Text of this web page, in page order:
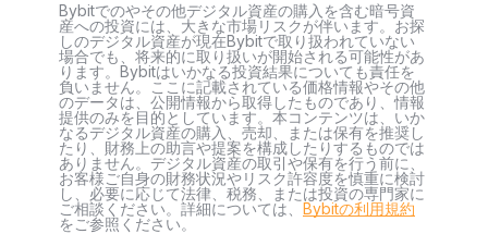
Bybitでのやその他デジタル資産の購入を含む暗号資
産への投資には、大きな市場リスクが伴います。お探
しのデジタル資産が現在Bybitで取り扱われていない
場合でも、将来的に取り扱いが開始される可能性があ
ります。Bybitはいかなる投資結果についても責任を
負いません。ここに記載されている価格情報やその他
のデータは、公開情報から取得したものであり、情報
提供のみを目的としています。本コンテンツは、いか
なるデジタル資産の購入、売却、または保有を推奨し
たり、財務上の助言や提案を構成したりするものでは
ありません。デジタル資産の取引や保有を行う前に、
お客様ご自身の財務状況やリスク許容度を慎重に検討
し、必要に応じて法律、税務、または投資の専門家に
ご相談ください。詳細については、 Bybitの利用規約
をご参照ください。